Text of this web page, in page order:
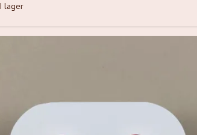
I lager